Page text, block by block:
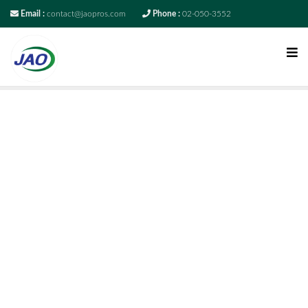
Email : contact@jaopros.com Phone : 02-050-3552